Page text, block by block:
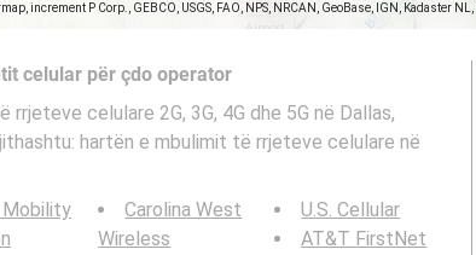
increment P Corp., GEBCO, USGS, FAO, NPS, NRCAN, GeoBase, IGN,
celular për çdo operator
celulare 2G, 3G, 4G dhe 5G në Dallas,
hartën e mbulimit të rrjeteve celulare në
Carolina West
Wireless
U.S. Cellular
AT&T FirstNet